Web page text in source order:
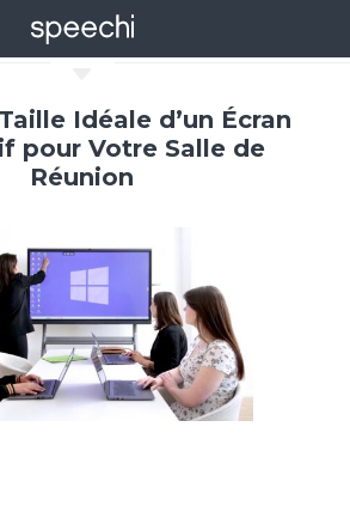
Idéale d’un Écran
pour Votre Salle de
Réunion